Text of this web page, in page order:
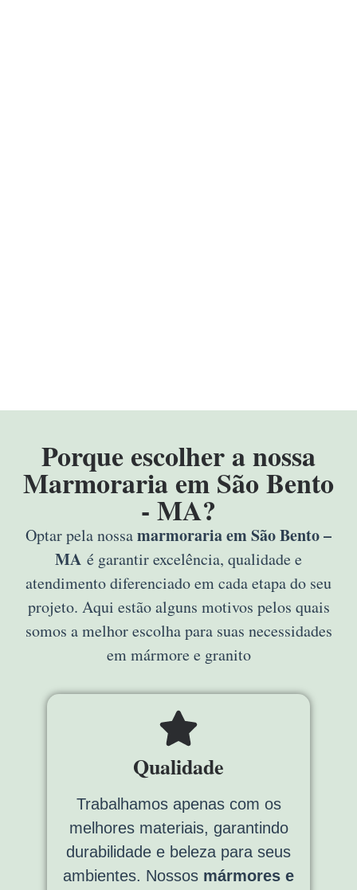
Porque escolher a nossa
Marmoraria em São Bento
- MA?
Optar pela nossamarmoraria em São Bento –
MA é garantir excelência, qualidade e
atendimento diferenciado em cada etapa do seu
projeto. Aqui estão alguns motivos pelos quais
somos a melhor escolha para suas necessidades
em mármore e granito
Qualidade
Trabalhamos apenas com os
melhores materiais, garantindo
durabilidade e beleza para seus
ambientes. Nossos mármores e